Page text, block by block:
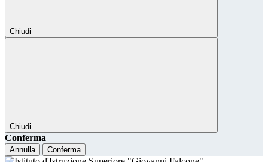
Chiudi
Chiudi
Conferma
Annulla Conferma